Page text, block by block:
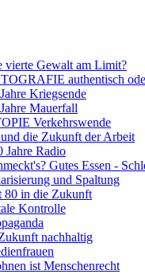
vierte Gewalt am Limit?
authentisch
Kriegsende
Mauerfall
Verkehrswende
die Zukunft der Arbeit
Jahre Radio
Gutes Essen -
und Spaltung
80 in die Zukunft
Kontrolle
nachhaltig
ist Menschenrecht